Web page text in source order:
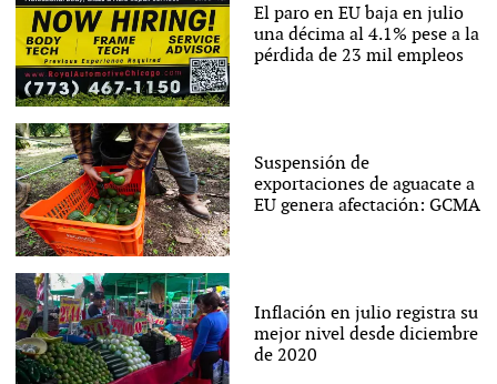
El paro en EU baja en julio
una décima al 4.1% pese a la
pérdida de 23 mil empleos
Suspensión de
exportaciones de aguacate a
EU genera afectación: GCMA
Inflación en julio registra su
mejor nivel desde diciembre
de 2020